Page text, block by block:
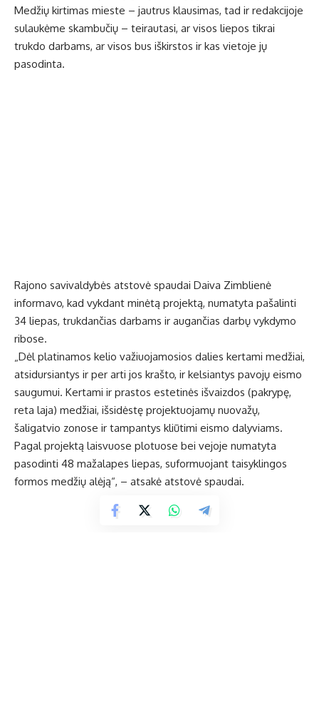
Medžių kirtimas mieste – jautrus klausimas, tad ir redakcijoje
sulaukėme skambučių – teirautasi, ar visos liepos tikrai
trukdo darbams, ar visos bus iškirstos ir kas vietoje jų
pasodinta.
Rajono savivaldybės atstovė spaudai Daiva Zimblienė
informavo, kad vykdant minėtą projektą, numatyta pašalinti
34 liepas, trukdančias darbams ir augančias darbų vykdymo
ribose.
„Dėl platinamos kelio važiuojamosios dalies kertami medžiai,
atsidursiantys ir per arti jos krašto, ir kelsiantys pavojų eismo
saugumui. Kertami ir prastos estetinės išvaizdos (pakrypę,
reta laja) medžiai, išsidėstę projektuojamų nuovažų,
šaligatvio zonose ir tampantys kliūtimi eismo dalyviams.
Pagal projektą laisvuose plotuose bei vejoje numatyta
pasodinti 48 mažalapes liepas, suformuojant taisyklingos
formos medžių alėją“, – atsakė atstovė spaudai.